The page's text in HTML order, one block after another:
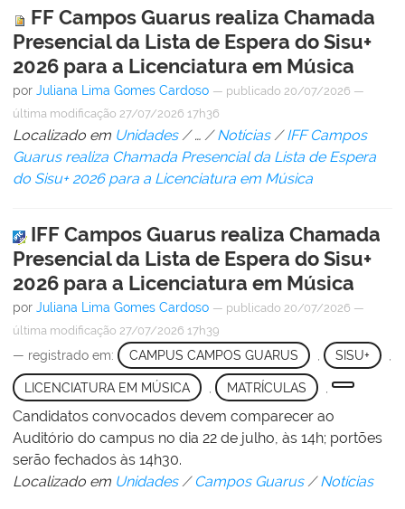
FF Campos Guarus realiza Chamada
Presencial da Lista de Espera do Sisu+
2026 para a Licenciatura em Música
por Juliana Lima Gomes Cardoso — publicado 20/07/2026 —
última modificação 27/07/2026 17h36
Localizado em Unidades /… /Notícias /IFF Campos
Guarus realiza Chamada Presencial da Lista de Espera
do Sisu+ 2026 para a Licenciatura em Música
IFF Campos Guarus realiza Chamada
Presencial da Lista de Espera do Sisu+
2026 para a Licenciatura em Música
por Juliana Lima Gomes Cardoso — publicado 20/07/2026 —
última modificação 27/07/2026 17h39
— registrado em: CAMPUS CAMPOS GUARUS SISU+
LICENCIATURA EM MÚSICA MATRÍCULAS
Candidatos convocados devem comparecer ao
Auditório do campus no dia 22 de julho, às 14h; portões
serão fechados às 14h30.
Localizado em Unidades / Campos Guarus /Notícias